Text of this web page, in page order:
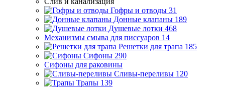
Гофры и отводы 31
Донные клапаны 189
Душевые лотки 468
Механизмы смыва для писсуаров 14
Решетки для трапа 185
Сифоны 290
Сифоны для раковины
Сливы-переливы 120
Трапы 139